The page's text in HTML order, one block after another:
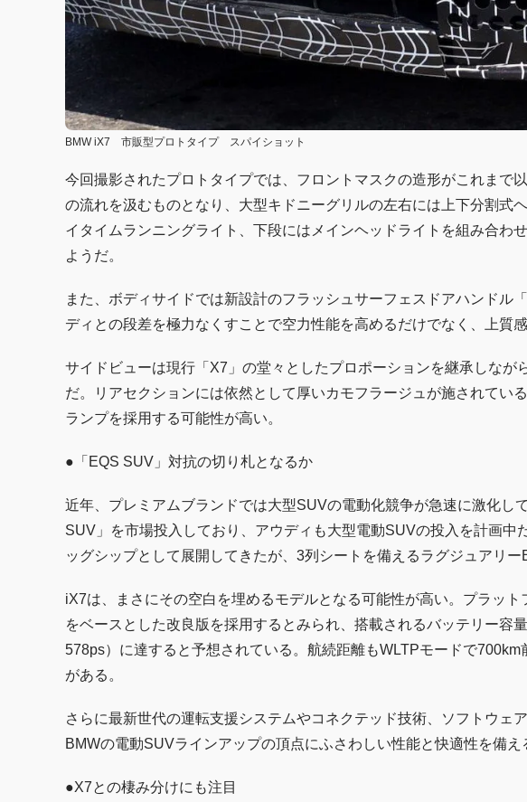
BMW iX7 市販型プロトタイプ スパイショット
今回撮影されたプロトタイプでは、フロントマスクの造形がこれまで
の流れを汲むものとなり、大型キドニーグリルの左右には上下分割式
イタイムランニングライト、下段にはメインヘッドライトを組み合わ
ようだ。
また、ボディサイドでは新設計のフラッシュサーフェスドアハンドル
ディとの段差を極力なくすことで空力性能を高めるだけでなく、上質
サイドビューは現行「X7」の堂々としたプロポーションを継承しなが
だ。リアセクションには依然として厚いカモフラージュが施されてい
ランプを採用する可能性が高い。
●「EQS SUV」対抗の切り札となるか
近年、プレミアムブランドでは大型SUVの電動化競争が急速に激化し
SUV」を市場投入しており、アウディも大型電動SUVの投入を計画中
ッグシップとして展開してきたが、3列シートを備えるラグジュアリー
iX7は、まさにその空白を埋めるモデルとなる可能性が高い。プラッ
をベースとした改良版を採用するとみられ、搭載されるバッテリー容
578ps）に達すると予想されている。航続距離もWLTPモードで
がある。
さらに最新世代の運転支援システムやコネクテッド技術、ソフトウェ
BMWの電動SUVラインアップの頂点にふさわしい性能と快適性を備え
●X7との棲み分けにも注目